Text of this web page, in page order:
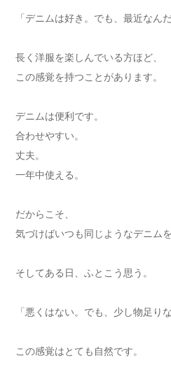
「デニムは好き。でも、最近なん
長く洋服を楽しんでいる方ほど、
この感覚を持つことがあります。
デニムは便利です。
合わせやすい。
丈夫。
一年中使える。
だからこそ、
気づけばいつも同じようなデニム
そしてある日、ふとこう思う。
「悪くはない。でも、少し物足りな
この感覚はとても自然です。